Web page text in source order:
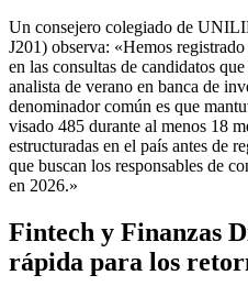
Un consejero colegiado de
J201) observa: «Hemos
en las consultas de candidatos
analista de verano en banca de
denominador común es que
visado 485 durante al menos 18
estructuradas en el país antes de
que buscan los responsables de
en 2026.»
Fintech y Finanzas
rápida para los